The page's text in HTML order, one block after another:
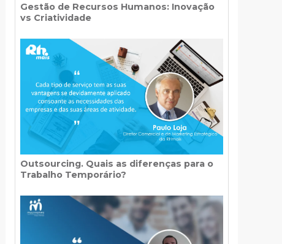
Gestão de Recursos Humanos: Inovação
vs Criatividade
Outsourcing. Quais as diferenças para o
Trabalho Temporário?